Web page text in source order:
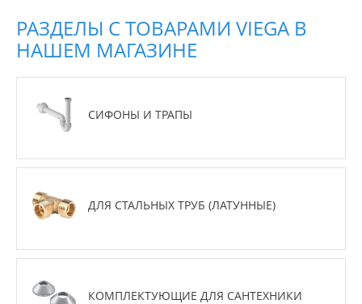
РАЗДЕЛЫ С ТОВАРАМИ VIEGA В
НАШЕМ МАГАЗИНЕ
СИФОНЫ И ТРАПЫ
ДЛЯ СТАЛЬНЫХ ТРУБ (ЛАТУННЫЕ)
КОМПЛЕКТУЮЩИЕ ДЛЯ САНТЕХНИКИ